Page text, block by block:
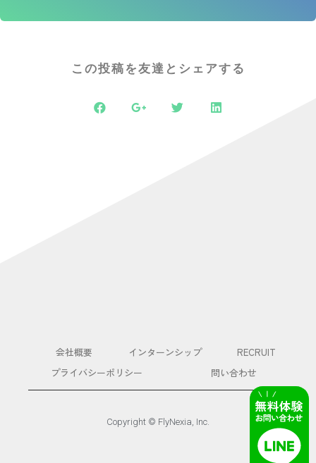
この投稿を友達とシェアする
会社概要 インターンシップ
RECRUIT
プライバシーポリシー
問い合わせ
Copyright © FlyNexia, Inc.